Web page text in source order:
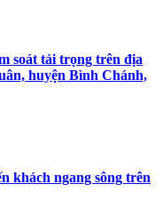
soát tải trọng trên địa
huyện Bình Chánh,
khách ngang sông trên